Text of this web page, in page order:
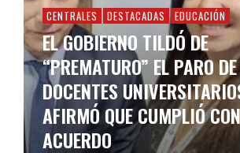
CENTRALES DESTACADAS EDUCACIÓN
EL GOBIERNO TILDÓ DE
“PREMATURO” EL PARO DE
DOCENTES
AFIRMÓ QUE CUMPLIÓ
ACUERDO